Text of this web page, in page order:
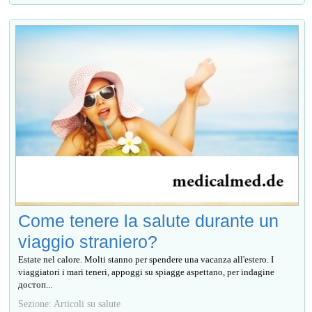
Come tenere la salute durante un
viaggio straniero?
Estate nel calore. Molti stanno per spendere una vacanza all'estero. I
viaggiatori i mari teneri, appoggi su spiagge aspettano, per indagine
достоп...
Sezione: Articoli su salute